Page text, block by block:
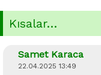
Kısalar…
Samet Karaca
22.04.2025 13:49